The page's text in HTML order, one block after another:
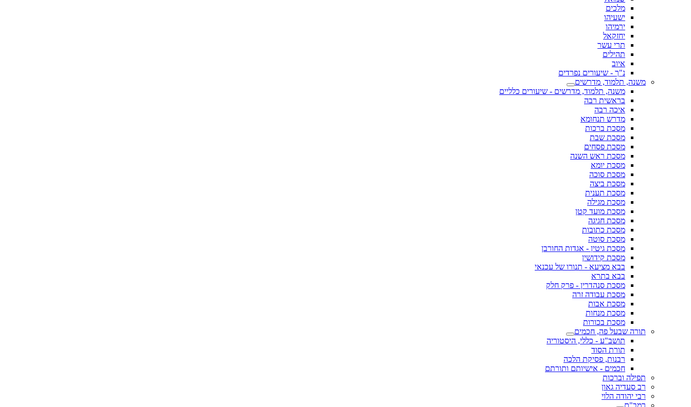
מלכים
ישעיהו
ירמיהו
יחזקאל
תרי עשר
תהילים
איוב
נ"ך - שיעורים נפרדים
משנה, תלמוד, מדרשים
משנה, תלמוד, מדרשים - שיעורים כלליים
בראשית רבה
איכה רבה
מדרש תנחומא
מסכת ברכות
מסכת שבת
מסכת פסחים
מסכת ראש השנה
מסכת יומא
מסכת סוכה
מסכת ביצה
מסכת תענית
מסכת מגילה
מסכת מועד קטן
מסכת חגיגה
מסכת כתובות
מסכת סוטה
מסכת גיטין - אגדות החורבן
מסכת קידושין
בבא מציעא - תנורו של עכנאי
בבא בתרא
מסכת סנהדרין - פרק חלק
מסכת עבודה זרה
מסכת אבות
מסכת מנחות
מסכת בכורות
תורה שבעל פה, חכמים
תושב"ע - כללי, היסטוריה
תורת הסוד
רבנות, פסיקת הלכה
חכמים - אישיותם ותורתם
תפילה וברכות
רב סעדיה גאון
רבי יהודה הלוי
רמב"ם